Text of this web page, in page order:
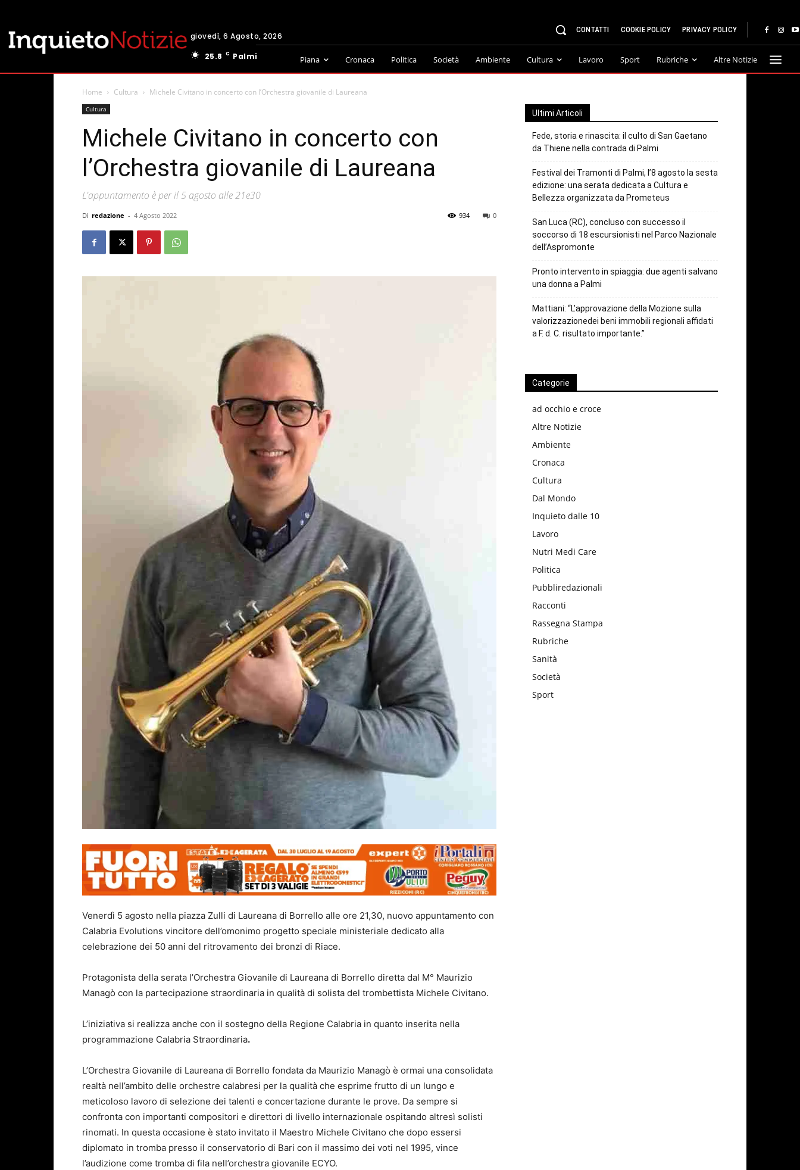
giovedì, 6 Agosto, 2026
25.8
C Palmi
CONTATTI COOKIE POLICY PRIVACY POLICY
Piana Cronaca Politica Società Ambiente Cultura Lavoro Sport Rubriche Altre Notizie
Home Cultura Michele Civitano in concerto con l’Orchestra giovanile di Laureana
Cultura
Michele Civitano in concerto con
l’Orchestra giovanile di Laureana
L'appuntamento è per il 5 agosto alle 21e30
Di redazione - 4 Agosto 2022 0
934
Venerdì 5 agosto nella piazza Zulli di Laureana di Borrello alle ore 21,30, nuovo appuntamento con
Calabria Evolutions vincitore dell’omonimo progetto speciale ministeriale dedicato alla
celebrazione dei 50 anni del ritrovamento dei bronzi di Riace.
Protagonista della serata l’Orchestra Giovanile di Laureana di Borrello diretta dal M° Maurizio
Managò con la partecipazione straordinaria in qualità di solista del trombettista Michele Civitano.
L’iniziativa si realizza anche con il sostegno della Regione Calabria in quanto inserita nella
programmazione Calabria Straordinaria.
L’Orchestra Giovanile di Laureana di Borrello fondata da Maurizio Managò è ormai una consolidata
realtà nell’ambito delle orchestre calabresi per la qualità che esprime frutto di un lungo e
meticoloso lavoro di selezione dei talenti e concertazione durante le prove. Da sempre si
confronta con importanti compositori e direttori di livello internazionale ospitando altresì solisti
rinomati. In questa occasione è stato invitato il Maestro Michele Civitano che dopo essersi
diplomato in tromba presso il conservatorio di Bari con il massimo dei voti nel 1995, vince
l’audizione come tromba di fila nell’orchestra giovanile ECYO.
Ultimi Articoli
Fede, storia e rinascita: il culto di San Gaetano
da Thiene nella contrada di Palmi
Festival dei Tramonti di Palmi, l’8 agosto la sesta
edizione: una serata dedicata a Cultura e
Bellezza organizzata da Prometeus
San Luca (RC), concluso con successo il
soccorso di 18 escursionisti nel Parco Nazionale
dell’Aspromonte
Pronto intervento in spiaggia: due agenti salvano
una donna a Palmi
Mattiani: “L’approvazione della Mozione sulla
valorizzazionedei beni immobili regionali affidati
a F. d. C. risultato importante.”
Categorie
ad occhio e croce
Altre Notizie
Ambiente
Cronaca
Cultura
Dal Mondo
Inquieto dalle 10
Lavoro
Nutri Medi Care
Politica
Pubbliredazionali
Racconti
Rassegna Stampa
Rubriche
Sanità
Società
Sport